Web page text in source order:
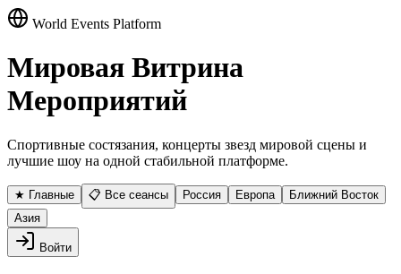
World Events Platform
Мировая Витрина
Мероприятий
Спортивные состязания, концерты звезд мировой сцены и
лучшие шоу на одной стабильной платформе.
★ Главные 📋 Все сеансы Россия Европа
Ближний Восток
Азия
Войти